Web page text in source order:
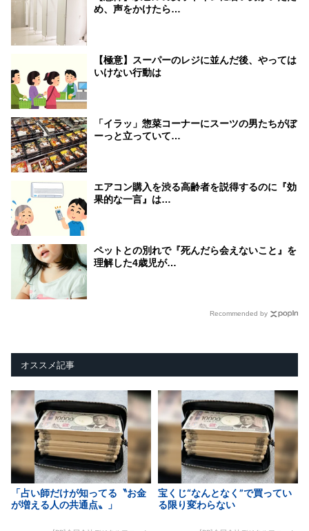
め、声をかけたら…
【極意】スーパーのレジに並んだ後、やっては
いけない行動は
「イラッ」惣菜コーナーにスーツの男たちがぼ
ーっと立っていて…
エアコン購入を渋る高齢者を説得するのに『効
果的な一言』は…
ペットとの別れで『死んだら会えないこと』を
理解した4歳児が…
Recommended by
オススメ記事
「占い師だけが知ってる〝お金
が増える人の共通点〟」
宝くじ“なんとなく”で買ってい
る限り変わらない